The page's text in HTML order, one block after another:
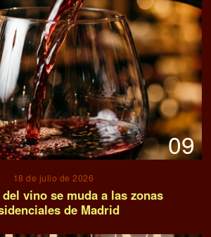
09
18 de julio de 2026
vino se muda a las zonas
de Madrid